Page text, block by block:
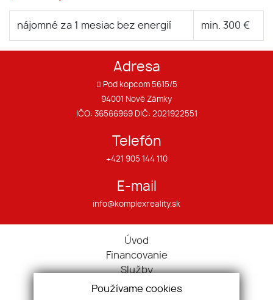
nájomné za 1 mesiac bez energií min. 300 €
Adresa
Pod kopcom 5615/5
94001 Nové Zámky
IČO: 36566969 DIČ: 2021922551
Telefón
+421 905 144 110
E-mail
info@komplexreality.sk
Úvod
Financovanie
Služby
O nás
Používame cookies